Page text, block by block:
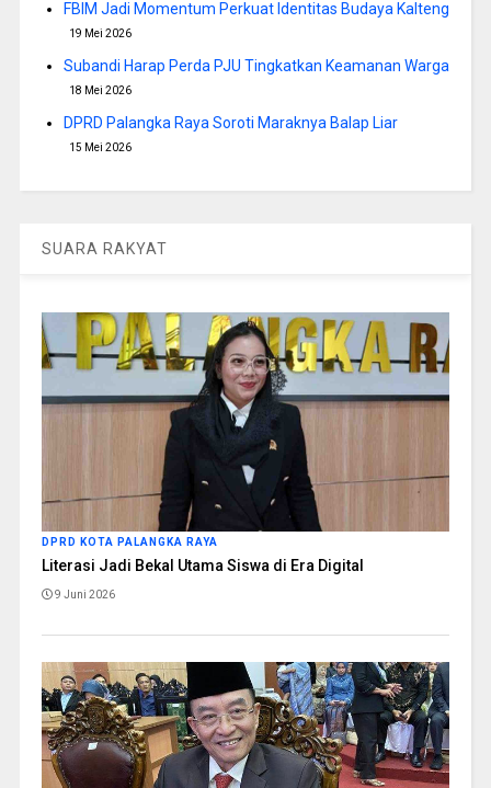
FBIM Jadi Momentum Perkuat Identitas Budaya Kalteng
19 Mei 2026
Subandi Harap Perda PJU Tingkatkan Keamanan Warga
18 Mei 2026
DPRD Palangka Raya Soroti Maraknya Balap Liar
15 Mei 2026
SUARA RAKYAT
DPRD KOTA PALANGKA RAYA
Literasi Jadi Bekal Utama Siswa di Era Digital
9 Juni 2026